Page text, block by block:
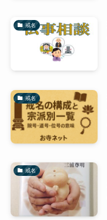
戒名
戒名
戒名